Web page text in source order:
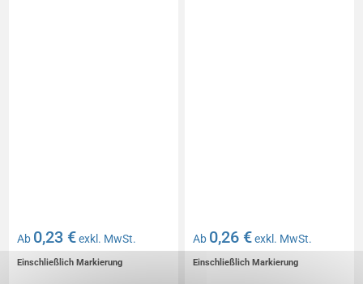
Ab 0,23 €exkl. MwSt.
Einschließlich Markierung
Ab 0,26 €exkl. MwSt.
Einschließlich Markierung